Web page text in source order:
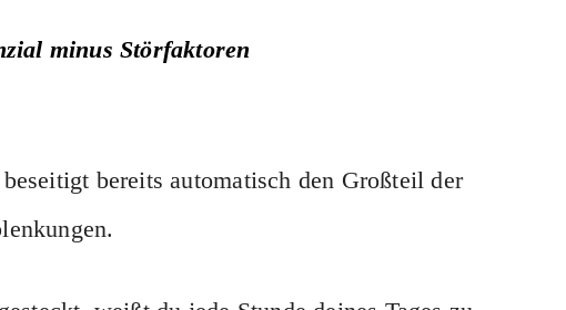
minus Störfaktoren
bereits automatisch den Großteil der